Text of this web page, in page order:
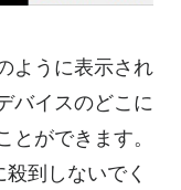
ように表示され
バイスのどこに
とができます。
到しないでく